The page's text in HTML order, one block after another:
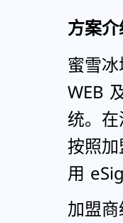
方案介
蜜雪
WEB
统。
按照加
用
加盟商